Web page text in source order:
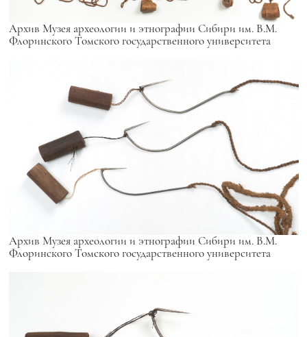
Архив Музея археологии и этнографии Сибири им. В.М.
Флоринского Томского государственного университета
Архив Музея археологии и этнографии Сибири им. В.М.
Флоринского Томского государственного университета